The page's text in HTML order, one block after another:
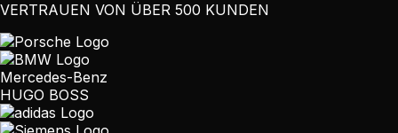
VERTRAUEN VON ÜBER 500 KUNDEN
Mercedes-Benz
HUGO BOSS